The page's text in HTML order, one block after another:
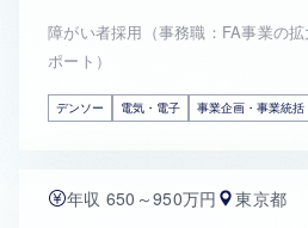
障がい者採用（事務職：FA事業の
ポート）
デンソー 電気・電子 事業企画・事業統括
年収 650～950万円 東京都